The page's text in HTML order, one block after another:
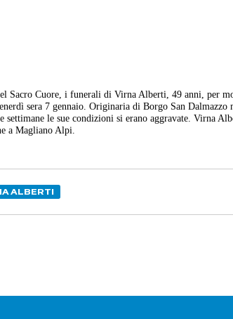
Sacro Cuore, i funerali di Virna Alberti, 49 anni, per
sera 7 gennaio. Originaria di Borgo San Dalmazzo
le sue condizioni si erano aggravate. Virna
a Magliano Alpi.
ALBERTI